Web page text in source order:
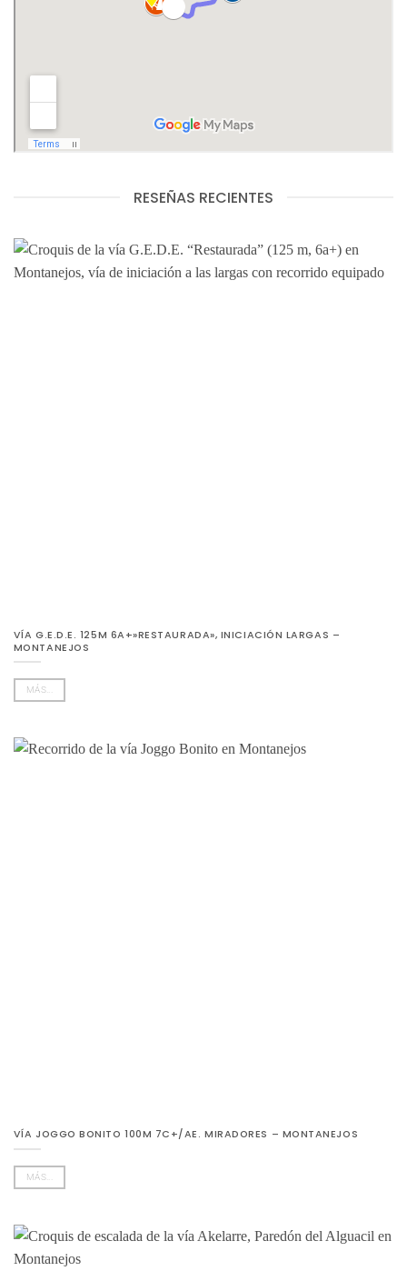
RESEÑAS RECIENTES
VÍA G.E.D.E. 125M 6A+»RESTAURADA», INICIACIÓN LARGAS –
MONTANEJOS
MÁS...
VÍA JOGGO BONITO 100M 7C+/AE. MIRADORES – MONTANEJOS
MÁS...